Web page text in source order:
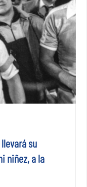
su
niñez, a la